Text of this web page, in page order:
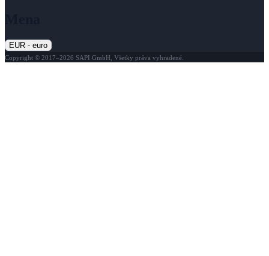
EUR - euro
Copyright © 2017–2026 SAPI GmbH, Všetky práva vyhradené.